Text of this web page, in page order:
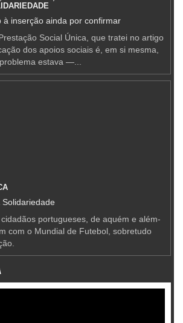
à inserção ainda por confirmar
Social Única, que tratei no artigo
dos apoios sociais é, em si mesma,
estava —...
portugueses, de aquém e além-
com o Mundial de Futebol, sobretudo